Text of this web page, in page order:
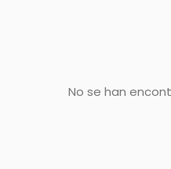
No se han